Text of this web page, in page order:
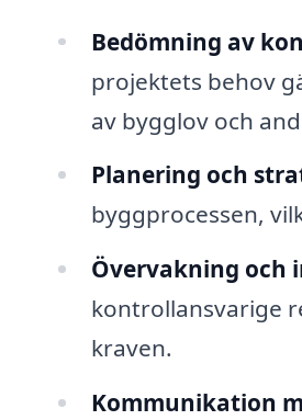
Bedömning av
projektets behov
av bygglov och
Planering och
byggprocessen,
Övervakning och
kontrollansvarige
kraven.
Kommunikation